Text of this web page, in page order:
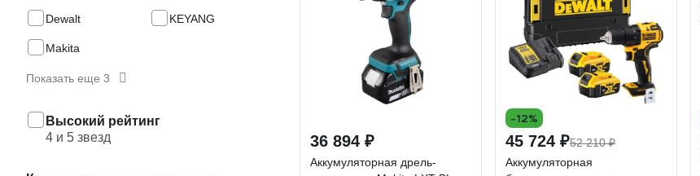
Dewalt KEYANG
Makita
Показать еще 3
Высокий рейтинг
4 и 5 звезд
36 894 ₽
Аккумуляторная дрель-
-12%
45 724 ₽52 210 ₽
Аккумуляторная